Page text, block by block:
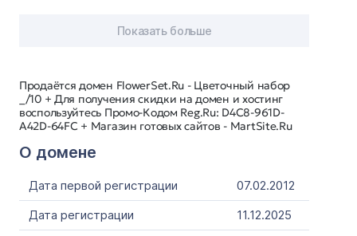
Продаётся домен FlowerSet.Ru - Цветочный набор
_/10 + Для получения скидки на домен и хостинг
воспользуйтесь Промо-Кодом Reg.Ru: D4C8-961D-
A42D-64FC + Магазин готовых сайтов - MartSite.Ru
О домене
Дата первой регистрации
07.02.2012
Дата регистрации
11.12.2025
Показать больше